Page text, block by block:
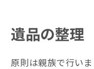
遺品の整理
原則は親族で行い